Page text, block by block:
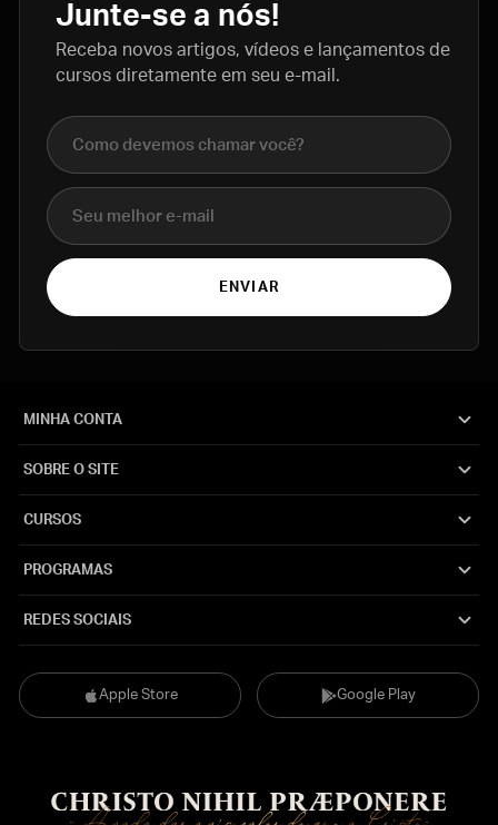
Junte-se a nós!
Receba novos artigos, vídeos e lançamentos de
cursos diretamente em seu e-mail.
Nome completo
E-mail
ENVIAR
Apple Store Google Play
MINHA CONTA
SOBRE O SITE
CURSOS
PROGRAMAS
REDES SOCIAIS